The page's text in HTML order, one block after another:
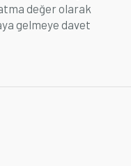
değer olarak
gelmeye davet